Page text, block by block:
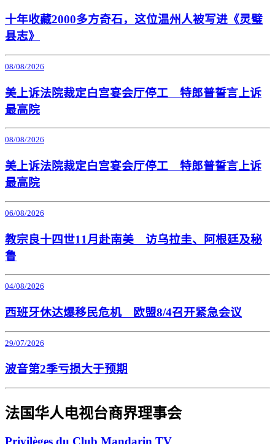
十年收藏2000多方奇石，这位温州人被写进《灵璧
县志》
08/08/2026
美上诉法院裁定白宫宴会厅停工 特郎普誓言上诉
最高院
08/08/2026
美上诉法院裁定白宫宴会厅停工 特郎普誓言上诉
最高院
06/08/2026
教宗良十四世11月赴南美 访乌拉圭、阿根廷及秘
鲁
04/08/2026
西班牙休达爆移民危机 欧盟8/4召开紧急会议
29/07/2026
波音第2季亏损大于预期
法国华人电视台商界理事会
Privilèges du Club Mandarin TV